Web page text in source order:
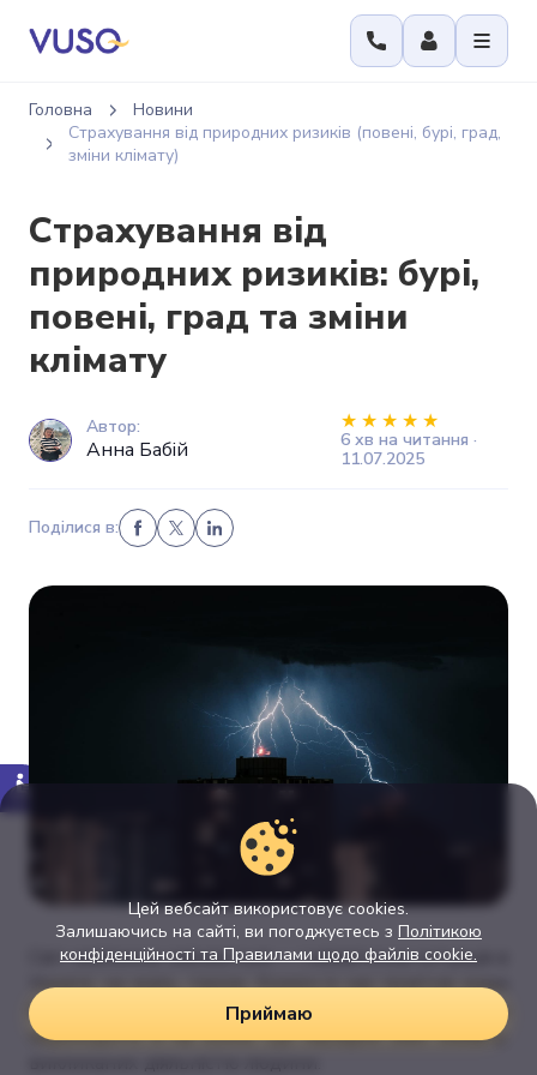
Головна
Новини
Страхування від природних ризиків (повені, бурі, град,
зміни клімату)
Страхування від
природних ризиків: бурі,
повені, град та зміни
клімату
Автор:
Анна Бабій
6 хв на читання ·
11.07.2025
Поділися в:
Світ невпинно змінюється — і кліматична ситуація в
Україні, на жаль, також. Кожен із нас помітив зими
без снігу, спекотні літні місяці, які все частіше стали
переходити й на осінні. Це наслідки змін клімату,
Цей вебсайт використовує cookies.
Залишаючись на сайті, ви погоджуєтесь з Політикою
конфіденційності та Правилами щодо файлів cookie.
Приймаю